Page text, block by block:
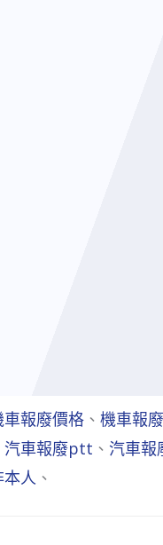
車報廢價格 、 機車報
汽車報廢ptt 、 汽車報
人 、